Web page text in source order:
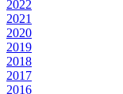
2022
2021
2020
2019
2018
2017
2016